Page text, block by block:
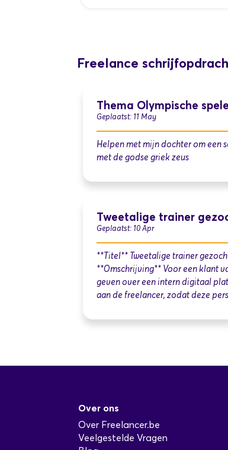
Freelance
Thema Olympische
Geplaatst: 11 May
Helpen met mijn dochter om een
met de godse griek zeus
Tweetalige trainer
Geplaatst: 10 Apr
**Titel** Tweetalige trainer
**Omschrijving** Voor een klant
geven over een intern digitaal
aan de freelancer, zodat deze
Over ons
Over Freelancer.be
Veelgestelde Vragen